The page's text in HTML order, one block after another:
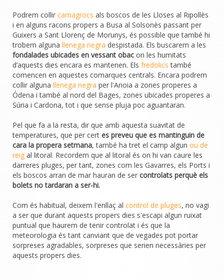
Podrem collir camagrocs als boscos de les Lloses al Ripollès
i en alguns racons propers a Busa al Solsonès passant per
Guixers a Sant Llorenç de Morunys, és possible que també hi
trobem alguna llenega negra despistada. Els buscarem a les
fondalades ubicades en vessant obac on les humitats
d’aquests dies encara es mantenen. Els fredolics també
comencen en aquestes comarques centrals. Encara podrem
collir alguna llenega negra per l'Anoia a zones properes a
Ódena i també al nord del Bages, zones ubicades properes a
Súria i Cardona, tot i que sense pluja poc aguantaran.
Pel que fa a la resta, dir que amb aquesta suavitat de
temperatures, que per cert es preveu que es mantinguin de
cara la propera setmana, també ha tret el camp algun ou de
reig al litoral. Recordem que al litoral és on hi van caure les
darreres pluges, per tant, zones com les Gavarres, els Ports i
els boscos arran de mar hauran de ser controlats perquè els
bolets no tardaran a ser-hi.
Com és habitual, deixem l'enllaç al control de pluges, no vagi
a ser que durant aquests propers dies s'escapi algun ruixat
puntual que haurem de tenir controlat i és que la
meteorologia és tant canviant que de vegades pot portar
sorpreses agradables, sorpreses que serien necessàries per
aquests propers dies.